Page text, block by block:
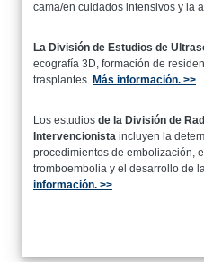
cama/en cuidados intensivos y la
La División de Estudios de
ecografía 3D, formación de
trasplantes. Más información. >>
Los estudios de la División de
Intervencionista incluyen la
procedimientos de embolización,
tromboembolia y el desarrollo de
información. >>